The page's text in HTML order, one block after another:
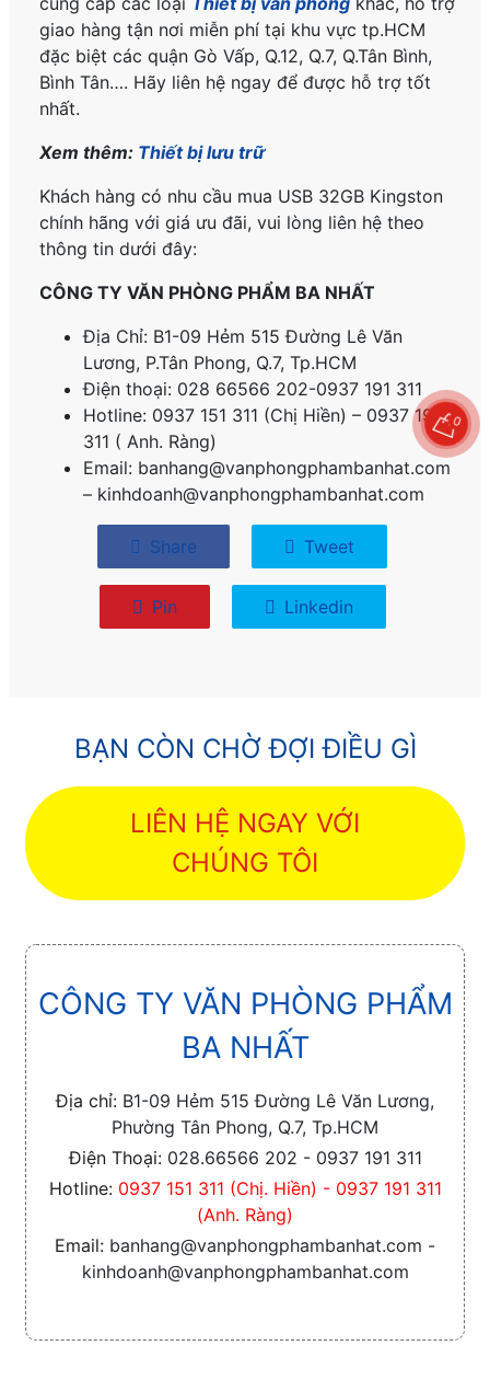
giao hàng tận nơi miễn phí tại khu vực tp.HCM
đặc biệt các quận Gò Vấp, Q.12, Q.7, Q.Tân Bình,
Bình Tân…. Hãy liên hệ ngay để được hỗ trợ tốt
nhất.
Xem thêm: Thiết bị lưu trữ
Khách hàng có nhu cầu mua USB 32GB Kingston
chính hãng với giá ưu đãi, vui lòng liên hệ theo
thông tin dưới đây:
CÔNG TY VĂN PHÒNG PHẨM BA NHẤT
Địa Chỉ: B1-09 Hẻm 515 Đường Lê Văn
Lương, P.Tân Phong, Q.7, Tp.HCM
Điện thoại: 028 66566 202-0937 191 311
Hotline: 0937 151 311 (Chị Hiền) – 0937 191
311 ( Anh. Ràng)
Email: banhang@vanphongphambanhat.com
– kinhdoanh@vanphongphambanhat.com
Share Tweet
Pin Linkedin
BẠN CÒN CHỜ ĐỢI ĐIỀU GÌ
LIÊN HỆ NGAY VỚI
CHÚNG TÔI
CÔNG TY VĂN PHÒNG PHẨM
BA NHẤT
Địa chỉ: B1-09 Hẻm 515 Đường Lê Văn Lương,
Phường Tân Phong, Q.7, Tp.HCM
Điện Thoại: 028.66566 202 - 0937 191 311
Hotline: 0937 151 311 (Chị. Hiền) - 0937 191 311
(Anh. Ràng)
Email: banhang@vanphongphambanhat.com -
kinhdoanh@vanphongphambanhat.com
0